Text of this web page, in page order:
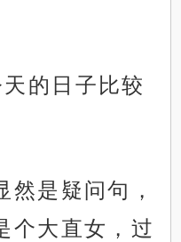
的日子比较
然是疑问句，
个大直女，过